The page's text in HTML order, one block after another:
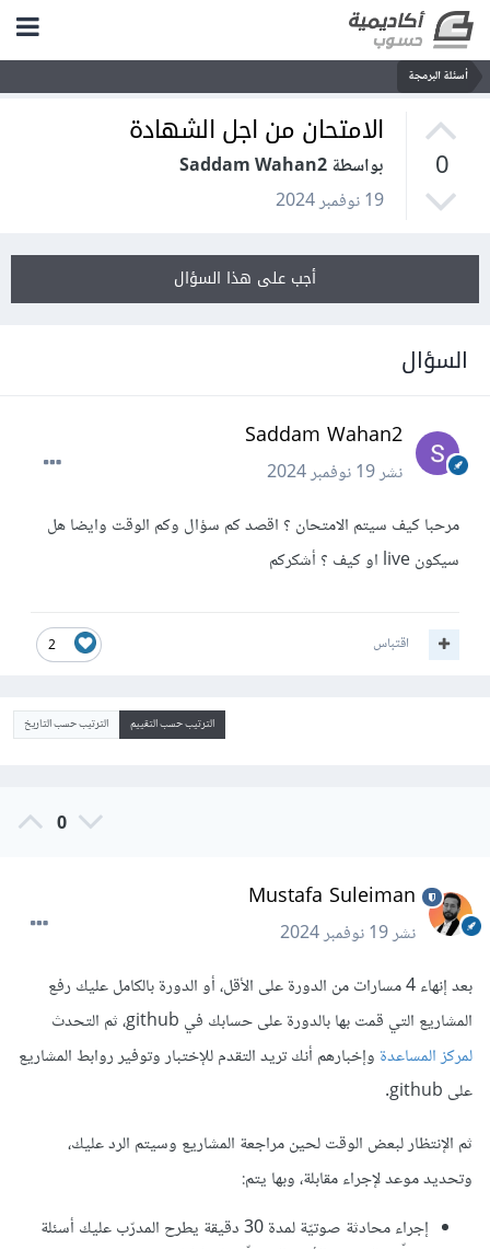
أسئلة البرمجة
0
الامتحان من اجل الشهادة
بواسطة Saddam Wahan2
19 نوفمبر 2024
أجب على هذا السؤال
السؤال
Saddam Wahan2
نشر19 نوفمبر 2024
مرحبا كيف سيتم الامتحان ؟ اقصد كم سؤال وكم الوقت وايضا هل
سيكون live او كيف ؟ أشكركم
2 اقتباس
الترتيب حسب التقييم الترتيب حسب التاريخ
0
Mustafa Suleiman
نشر19 نوفمبر 2024
بعد إنهاء 4 مسارات من الدورة على الأقل، أو الدورة بالكامل عليك رفع
المشاريع التي قمت بها بالدورة على حسابك في github، ثم التحدث
لمركز المساعدةوإخبارهم أنك تريد التقدم للإختبار وتوفير روابط المشاريع
على github.
ثم الإنتظار لبعض الوقت لحين مراجعة المشاريع وسيتم الرد عليك،
وتحديد موعد لإجراء مقابلة، وبها يتم:
إجراء محادثة صوتيّة لمدة 30 دقيقة يطرح المدرّب عليك أسئلة